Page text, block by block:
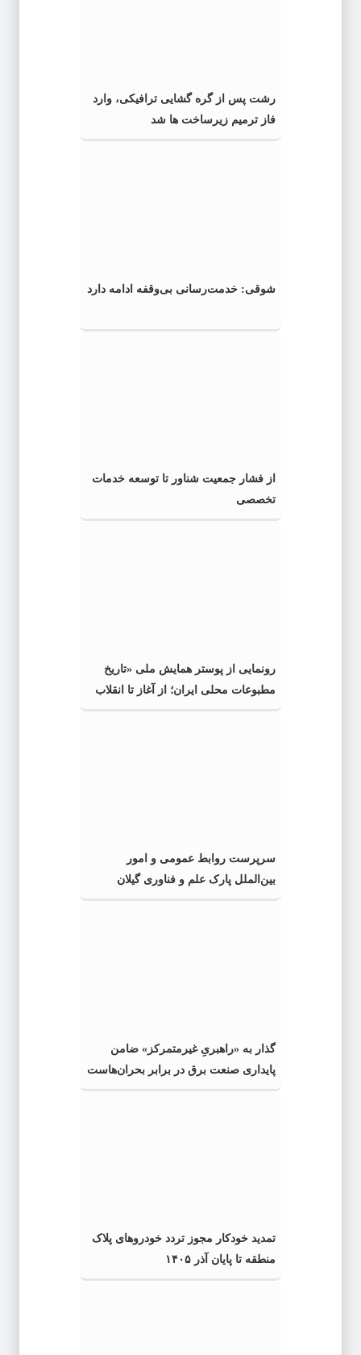
رشت پس از گره گشایی ترافیکی، وارد
فاز ترمیم زیرساخت ها شد
شوقی: خدمت‌رسانی بی‌وقفه ادامه دارد
از فشار جمعیت شناور تا توسعه خدمات
تخصصی
رونمایی از پوستر همایش ملی «تاریخ
مطبوعات محلی ایران؛ از آغاز تا انقلاب
اسلامی» در گیلان
سرپرست روابط عمومی و امور
بین‌الملل پارک علم و فناوری گیلان
منصوب شد
گذار به «راهبریِ غیرمتمرکز» ضامن
پایداری صنعت برق در برابر بحران‌هاست
تمدید خودکار مجوز تردد خودروهای پلاک
منطقه تا پایان آذر ۱۴۰۵